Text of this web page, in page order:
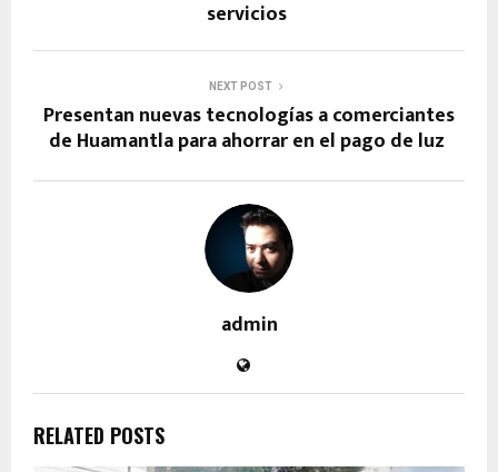
servicios
NEXT POST
Presentan nuevas tecnologías a comerciantes
de Huamantla para ahorrar en el pago de luz
admin
RELATED POSTS